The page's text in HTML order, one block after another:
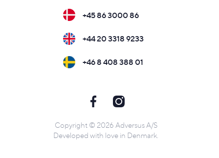
+45 86 3000 86
+44 20 3318 9233
+46 8 408 388 01
Copyright © 2026 Adversus A/S
Developed with love in Denmark.